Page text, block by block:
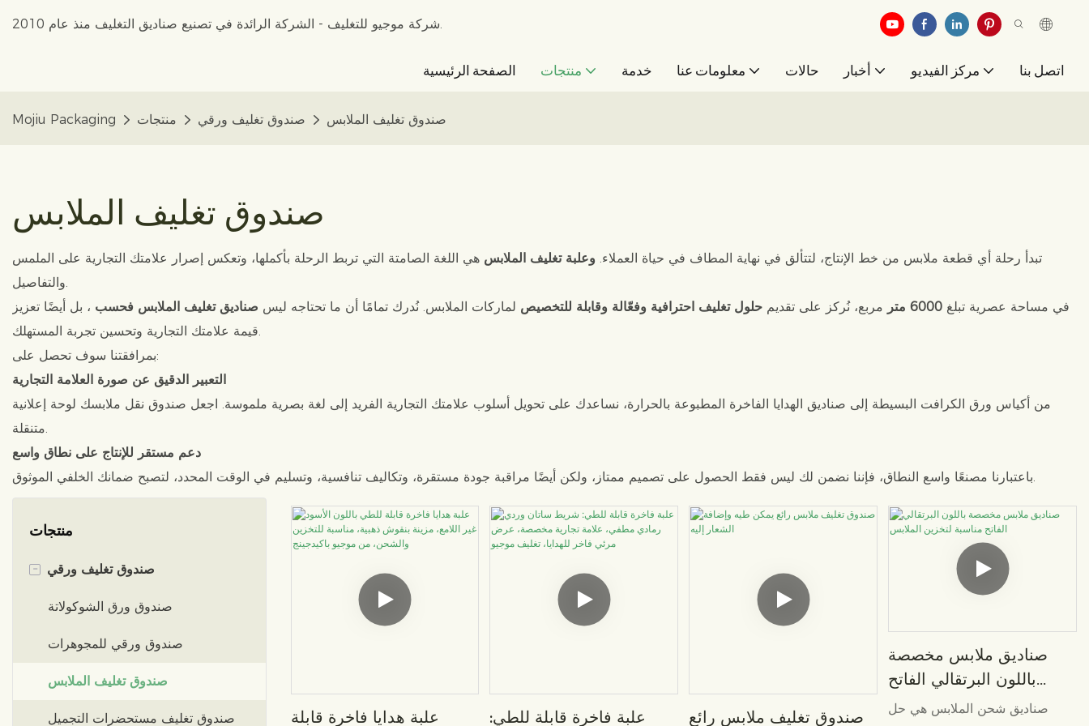
شركة موجيو للتغليف - الشركة الرائدة في تصنيع صناديق التغليف منذ عام 2010.
الصفحة الرئيسية منتجات خدمة معلومات عنا حالات أخبار مركز الفيديو اتصل بنا
Mojiu Packaging منتجات صندوق تغليف ورقي صندوق تغليف الملابس
صندوق تغليف الملابس
تبدأ رحلة أي قطعة ملابس من خط الإنتاج، لتتألق في نهاية المطاف في حياة العملاء. وعلبة تغليف الملابس هي اللغة الصامتة التي تربط الرحلة بأكملها، وتعكس إصرار علامتك التجارية على الملمس
والتفاصيل.
في مساحة عصرية تبلغ 6000 متر مربع، نُركز على تقديم حلول تغليف احترافية وفعّالة وقابلة للتخصيص لماركات الملابس. نُدرك تمامًا أن ما تحتاجه ليس صناديق تغليف الملابس فحسب ، بل أيضًا تعزيز
قيمة علامتك التجارية وتحسين تجربة المستهلك.
بمرافقتنا سوف تحصل على:
التعبير الدقيق عن صورة العلامة التجارية
من أكياس ورق الكرافت البسيطة إلى صناديق الهدايا الفاخرة المطبوعة بالحرارة، نساعدك على تحويل أسلوب علامتك التجارية الفريد إلى لغة بصرية ملموسة. اجعل صندوق نقل ملابسك لوحة إعلانية
متنقلة.
دعم مستقر للإنتاج على نطاق واسع
باعتبارنا مصنعًا واسع النطاق، فإننا نضمن لك ليس فقط الحصول على تصميم ممتاز، ولكن أيضًا مراقبة جودة مستقرة، وتكاليف تنافسية، وتسليم في الوقت المحدد، لتصبح ضمانك الخلفي الموثوق.
منتجات
- صندوق تغليف ورقي
صندوق ورق الشوكولاتة
صندوق ورقي للمجوهرات
صندوق تغليف الملابس
صندوق تغليف مستحضرات التجميل
علبة هدايا فاخرة قابلة
علبة فاخرة قابلة للطي:
صندوق تغليف ملابس رائع
صناديق ملابس مخصصة
باللون البرتقالي الفاتح
مناسبة لتخزين الملابس
صناديق شحن الملابس هي حل